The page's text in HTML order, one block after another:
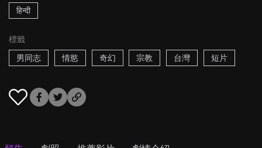
हिन्दी
標籤
男同志
情慾 奇幻 宗教 台灣 短片